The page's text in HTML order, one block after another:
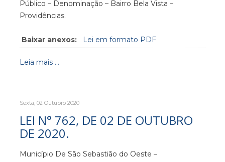
Público – Denominação – Bairro Bela Vista –
Providências.
Baixar anexos: Lei em formato PDF
Leia mais ...
Sexta, 02 Outubro 2020
LEI N° 762, DE 02 DE OUTUBRO
DE 2020.
Município De São Sebastião do Oeste –